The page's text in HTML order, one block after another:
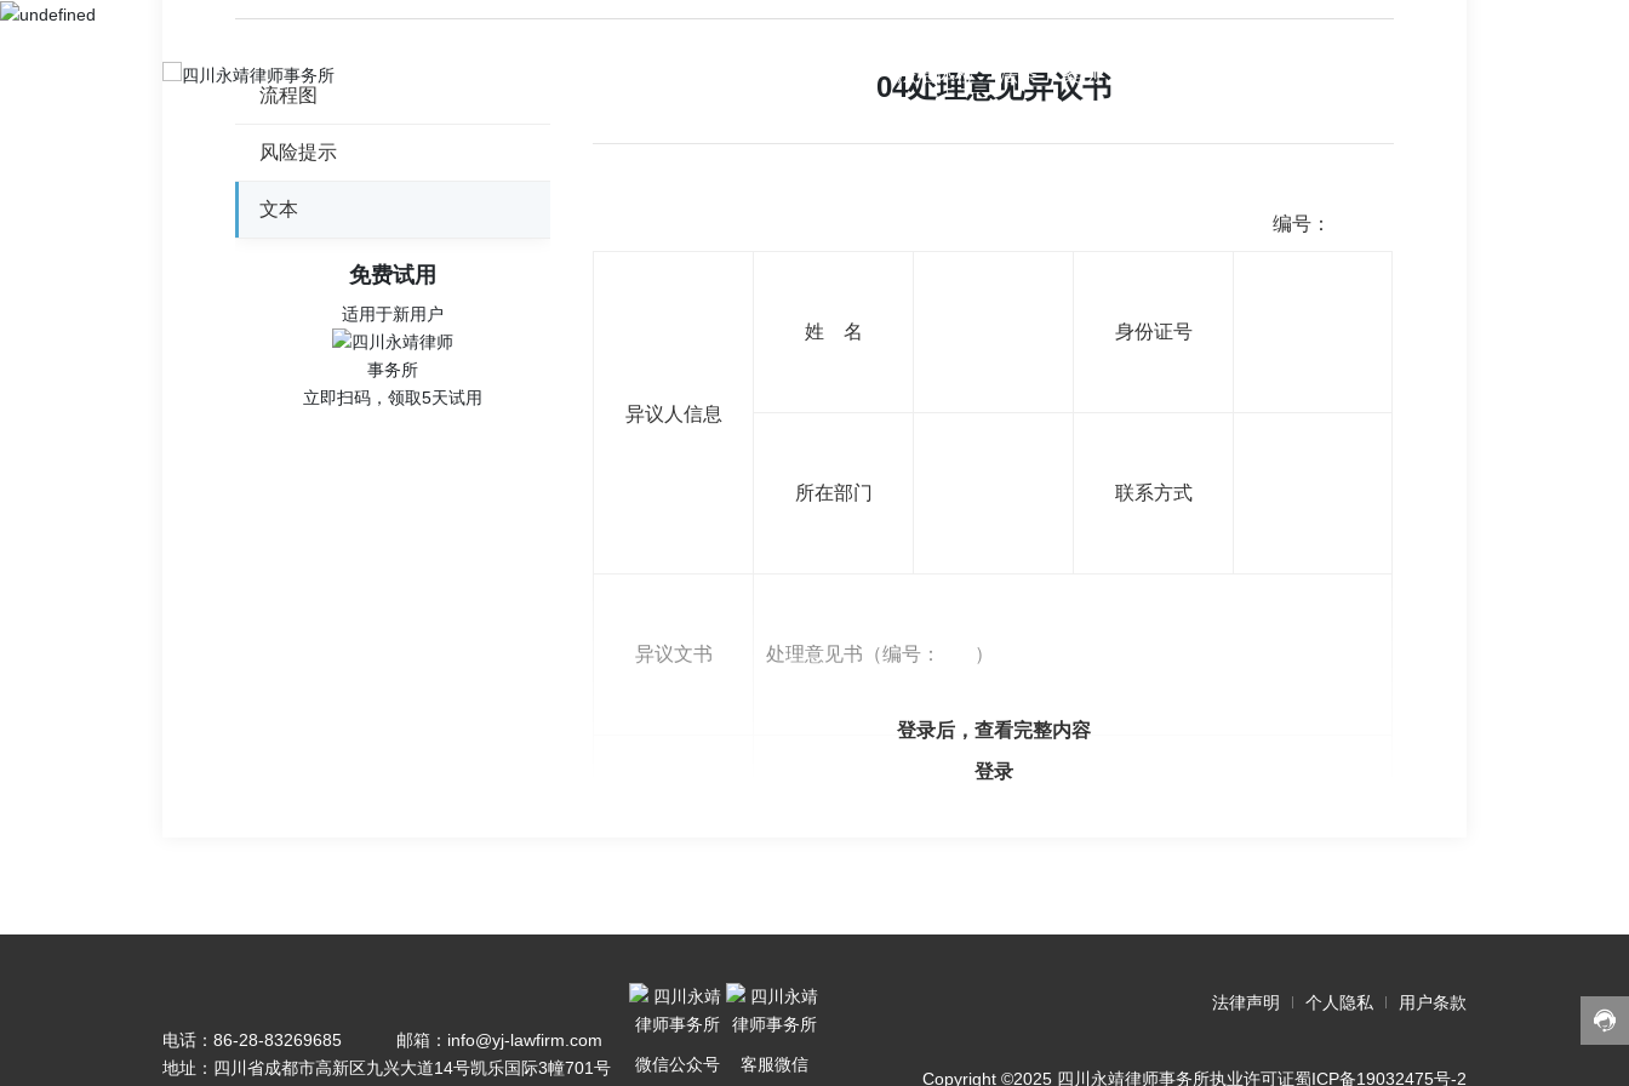
法治体检 法条 案例
流程图
风险提示
文本
免费试用
适用于新用户
立即扫码，领取5天试用
04处理意见异议书
编号：
异议人信息
姓 名 身份证号
所在部门 联系方式
异议文书 处理意见书（编号： ）
登录后，查看完整内容
登录
电话：86-28-83269685 邮箱： info@yj-lawfirm.com
地址：四川省成都市高新区九兴大道14号凯乐国际3幢701号
微信公众号 客服微信
法律声明 个人隐私 用户条款
Copyright ©2025 四川永靖律师事务所执业许可证蜀ICP备19032475号-2